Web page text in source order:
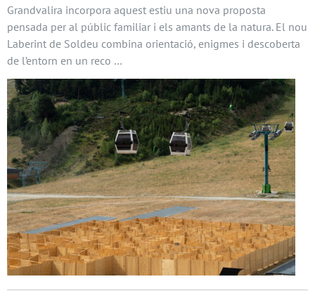
Grandvalira incorpora aquest estiu una nova proposta
pensada per al públic familiar i els amants de la natura. El nou
Laberint de Soldeu combina orientació, enigmes i descoberta
de l’entorn en un reco …